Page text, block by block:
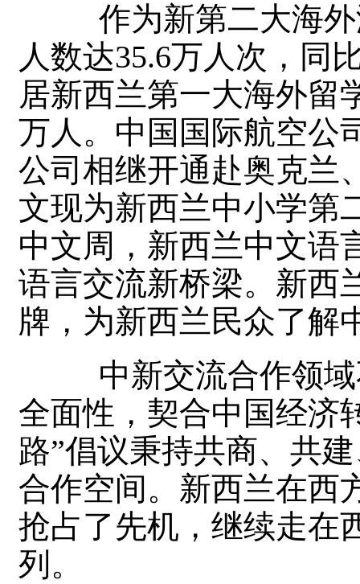
作为新第二大海外
人数达35.6万人次，同
居新西兰第一大海外留
万人。中国国际航空公
公司相继开通赴奥克兰
文现为新西兰中小学第
中文周，新西兰中文语
语言交流新桥梁。新西
牌，为新西兰民众了解
中新交流合作领域
全面性，契合中国经济
路”倡议秉持共商、共
合作空间。新西兰在西
抢占了先机，继续走在
列。